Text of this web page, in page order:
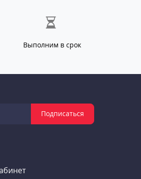
Выполним в срок
Подписаться